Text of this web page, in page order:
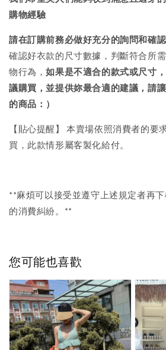
購物經驗
請在訂購前務必做好充分的詢問和確
確認好衣款的尺寸數據，判斷符合所
物行為，如果是不適合的款式或尺寸
議購買，並提供妳最合適的建議，請
的商品：）
【貼心提醒】 本賣場依照消費者的要
買，此款情形屬客製化給付。
**麻煩可以接受並遵守上述規定者再
的消費糾紛。**
您可能也喜歡